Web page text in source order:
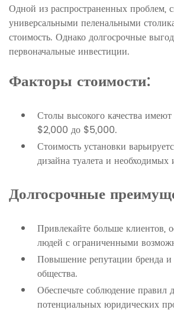
Одной из распространенных проблем,
универсальными пеленальными
стоимость. Однако долгосрочные
первоначальные инвестиции.
Факторы стоимости:
Столы высокого качества
$2,000 до $5,000.
Стоимость установки
дизайна туалета и необходимых
Долгосрочные
Привлекайте больше клиентов,
людей с ограниченными
Повышение репутации бренда и
общества.
Обеспечьте соблюдение правил
потенциальных юридических